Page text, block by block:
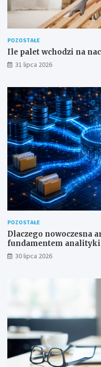
POZOSTAŁE
Ile palet wchodzi na
31 lipca 2026
POZOSTAŁE
Dlaczego nowoczesna
fundamentem
przedsiębiorstwach?
30 lipca 2026